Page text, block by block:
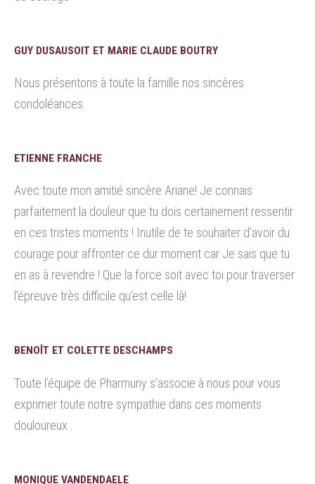
GUY DUSAUSOIT ET MARIE CLAUDE BOUTRY
Nous présentons à toute la famille nos sincères
condoléances.
ETIENNE FRANCHE
Avec toute mon amitié sincère Ariane! Je connais
parfaitement la douleur que tu dois certainement ressentir
en ces tristes moments ! Inutile de te souhaiter d’avoir du
courage pour affronter ce dur moment car Je sais que tu
en as à revendre ! Que la force soit avec toi pour traverser
l’épreuve très difficile qu’est celle là!
BENOÎT ET COLETTE DESCHAMPS
Toute l’équipe de Pharmuny s’associe à nous pour vous
exprimer toute notre sympathie dans ces moments
douloureux .
MONIQUE VANDENDAELE